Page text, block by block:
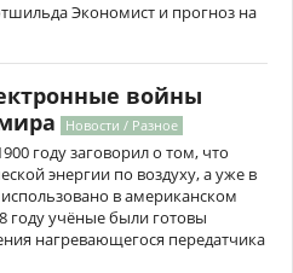
Экономист и прогноз на
войны
Новости / Разное
году заговорил о том, что
энергии по воздуху, а уже в
в американском
году учёные были готовы
нагревающегося передатчика